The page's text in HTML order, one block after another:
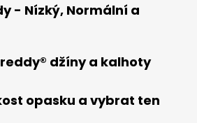
- Nízký, Normální a
džíny a kalhoty
opasku a vybrat ten